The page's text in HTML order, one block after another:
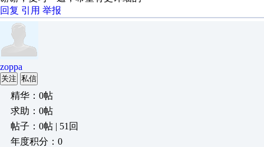
回复 引用 举报
zoppa
关注 私信
精华：0帖
求助：0帖
帖子：0帖 | 51回
年度积分：0